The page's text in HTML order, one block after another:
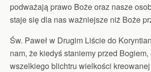
podważają prawo Boże oraz nasze
staje się dla nas ważniejsze niż Boże
Św. Paweł w Drugim Liście do
nam, że kiedyś staniemy przed
wszelkiego blichtru wielkości